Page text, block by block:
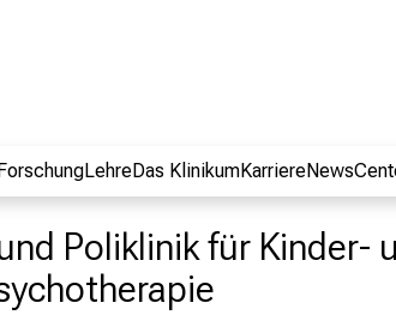
ForschungLehreDas KlinikumKarriere
Poliklinik für